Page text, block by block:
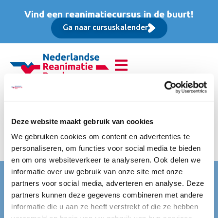
Deze website maakt gebruik van cookies
We gebruiken cookies om content en advertenties te
personaliseren, om functies voor social media te bieden
en om ons websiteverkeer te analyseren. Ook delen we
informatie over uw gebruik van onze site met onze
partners voor social media, adverteren en analyse. Deze
partners kunnen deze gegevens combineren met andere
informatie die u aan ze heeft verstrekt of die ze hebben
Vind een reanimatiecursus in de buurt!
Ga naar cursuskalender
Basis Instructeur Cursus
(BIC), Opfriscursus
prijs is excl btw
Nederlandse Reanimatie Raad (NRR)
Mercatorlaan 1200
3528 BL Utrecht